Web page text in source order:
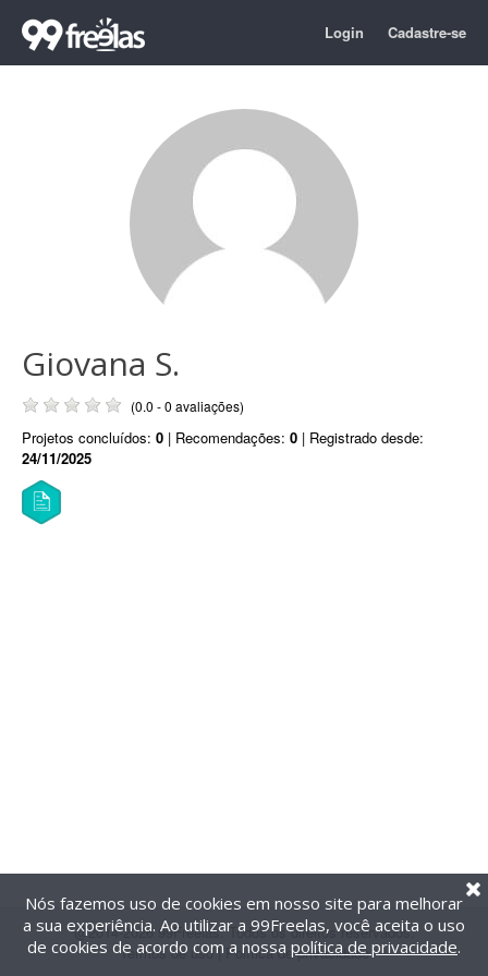
Login Cadastre-se
Giovana S.
(0.0 - 0 avaliações)
Projetos concluídos: 0 | Recomendações: 0 | Registrado desde:
24/11/2025
@2014-2026 99Freelas. Todos os direitos reservados.
Termos de uso| Política de privacidade
Nós fazemos uso de cookies em nosso site para melhorar
a sua experiência. Ao utilizar a 99Freelas, você aceita o uso
de cookies de acordo com a nossa política de privacidade.